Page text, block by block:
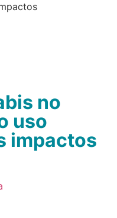
no
uso
impactos